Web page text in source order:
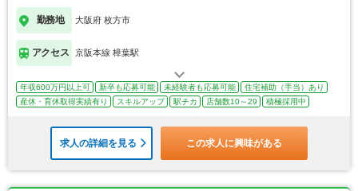
勤務地 大阪府 枚方市
アクセス 京阪本線 樟葉駅
年収600万円以上可 新卒も応募可能 未経験者も応募可能
住宅補助（手当）あり
産休・育休取得実績有り
スキルアップ 駅チカ 店舗数10～29 積極採用中
求人の詳細を見る この求人に興味がある